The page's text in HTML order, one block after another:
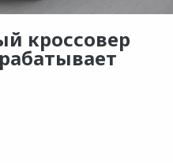
кроссовер